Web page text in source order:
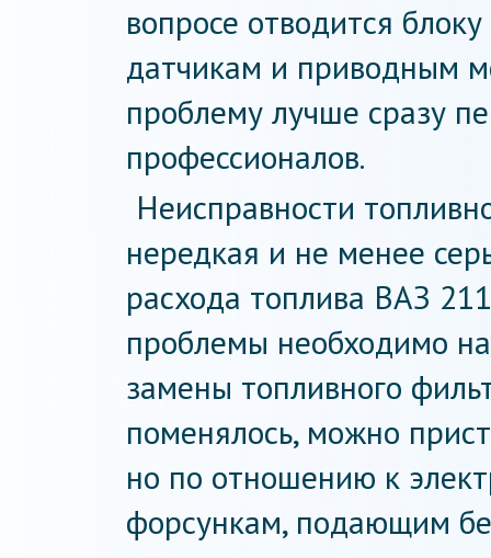
вопросе отводится
датчикам и приводным
проблему лучше сразу
профессионалов.
Неисправности
нередкая и не менее
расхода топлива ВАЗ
проблемы необходимо
замены топливного
поменялось, можно
но по отношению к
форсункам, подающим